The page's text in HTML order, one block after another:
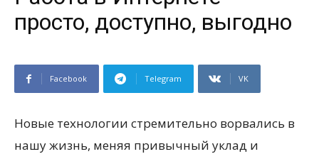
просто, доступно, выгодно
Facebook Telegram VK
Новые технологии стремительно ворвались в
нашу жизнь, меняя привычный уклад и